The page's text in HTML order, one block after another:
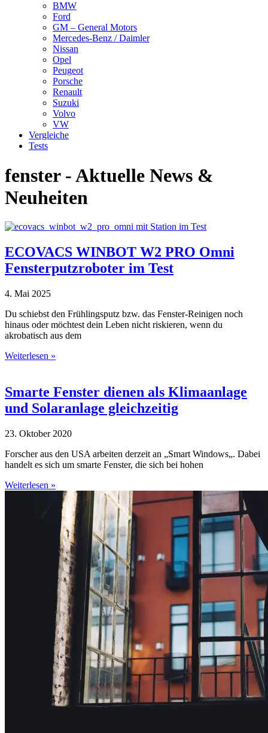
BMW
Ford
GM – General Motors
Mercedes-Benz / Daimler
Nissan
Opel
Peugeot
Porsche
Renault
Suzuki
Volvo
VW
Vergleiche
Tests
fenster - Aktuelle News &
Neuheiten
ECOVACS WINBOT W2 PRO Omni
Fensterputzroboter im Test
4. Mai 2025
Du schiebst den Frühlingsputz bzw. das Fenster-Reinigen noch
hinaus oder möchtest dein Leben nicht riskieren, wenn du
akrobatisch aus dem
Weiterlesen »
Smarte Fenster dienen als Klimaanlage
und Solaranlage gleichzeitig
23. Oktober 2020
Forscher aus den USA arbeiten derzeit an „Smart Windows„. Dabei
handelt es sich um smarte Fenster, die sich bei hohen
Weiterlesen »